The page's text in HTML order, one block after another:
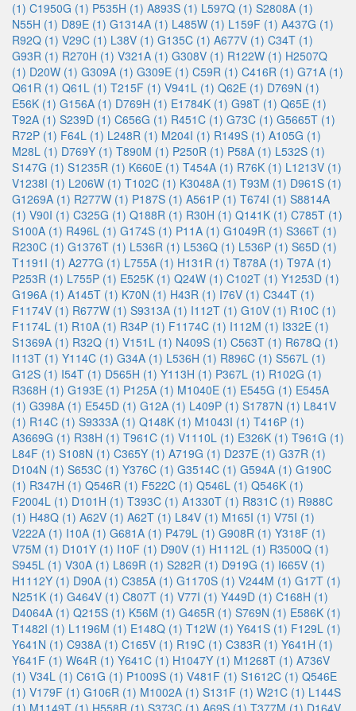
(1) C1950G (1) P535H (1) A893S (1) L597Q (1) S2808A (1)
N55H (1) D89E (1) G1314A (1) L485W (1) L159F (1) A437G (1)
R92Q (1) V29C (1) L38V (1) G135C (1) A677V (1) C34T (1)
G93R (1) R270H (1) V321A (1) G308V (1) R122W (1) H2507Q
(1) D20W (1) G309A (1) G309E (1) C59R (1) C416R (1) G71A (1)
Q61R (1) Q61L (1) T215F (1) V941L (1) Q62E (1) D769N (1)
E56K (1) G156A (1) D769H (1) E1784K (1) G98T (1) Q65E (1)
T92A (1) S239D (1) C656G (1) R451C (1) G73C (1) G5665T (1)
R72P (1) F64L (1) L248R (1) M204I (1) R149S (1) A105G (1)
M28L (1) D769Y (1) T890M (1) P250R (1) P58A (1) L532S (1)
S147G (1) S1235R (1) K660E (1) T454A (1) R76K (1) L1213V (1)
V1238I (1) L206W (1) T102C (1) K3048A (1) T93M (1) D961S (1)
G1269A (1) R277W (1) P187S (1) A561P (1) T674I (1) S8814A
(1) V90I (1) C325G (1) Q188R (1) R30H (1) Q141K (1) C785T (1)
S100A (1) R496L (1) G174S (1) P11A (1) G1049R (1) S366T (1)
R230C (1) G1376T (1) L536R (1) L536Q (1) L536P (1) S65D (1)
T1191I (1) A277G (1) L755A (1) H131R (1) T878A (1) T97A (1)
P253R (1) L755P (1) E525K (1) Q24W (1) C102T (1) Y1253D (1)
G196A (1) A145T (1) K70N (1) H43R (1) I76V (1) C344T (1)
F1174V (1) R677W (1) S9313A (1) I112T (1) G10V (1) R10C (1)
F1174L (1) R10A (1) R34P (1) F1174C (1) I112M (1) I332E (1)
S1369A (1) R32Q (1) V151L (1) N409S (1) C563T (1) R678Q (1)
I113T (1) Y114C (1) G34A (1) L536H (1) R896C (1) S567L (1)
G12S (1) I54T (1) D565H (1) Y113H (1) P367L (1) R102G (1)
R368H (1) G193E (1) P125A (1) M1040E (1) E545G (1) E545A
(1) G398A (1) E545D (1) G12A (1) L409P (1) S1787N (1) L841V
(1) R14C (1) S9333A (1) Q148K (1) M1043I (1) T416P (1)
A3669G (1) R38H (1) T961C (1) V1110L (1) E326K (1) T961G (1)
L84F (1) S108N (1) C365Y (1) A719G (1) D237E (1) G37R (1)
D104N (1) S653C (1) Y376C (1) G3514C (1) G594A (1) G190C
(1) R347H (1) Q546R (1) F522C (1) Q546L (1) Q546K (1)
F2004L (1) D101H (1) T393C (1) A1330T (1) R831C (1) R988C
(1) H48Q (1) A62V (1) A62T (1) L84V (1) M165I (1) V75I (1)
V222A (1) I10A (1) G681A (1) P479L (1) G908R (1) Y318F (1)
V75M (1) D101Y (1) I10F (1) D90V (1) H1112L (1) R3500Q (1)
S945L (1) V30A (1) L869R (1) S282R (1) D919G (1) I665V (1)
H1112Y (1) D90A (1) C385A (1) G1170S (1) V244M (1) G17T (1)
N251K (1) G464V (1) C807T (1) V77I (1) Y449D (1) C168H (1)
D4064A (1) Q215S (1) K56M (1) G465R (1) S769N (1) E586K (1)
T1482I (1) L1196M (1) E148Q (1) T12W (1) Y641S (1) F129L (1)
Y641N (1) C938A (1) C165V (1) R19C (1) C383R (1) Y641H (1)
Y641F (1) W64R (1) Y641C (1) H1047Y (1) M1268T (1) A736V
(1) V34L (1) C61G (1) P1009S (1) V481F (1) S1612C (1) Q546E
(1) V179F (1) G106R (1) M1002A (1) S131F (1) W21C (1) L144S
(1) M1149T (1) H558R (1) S373C (1) A69S (1) T377M (1) D164V